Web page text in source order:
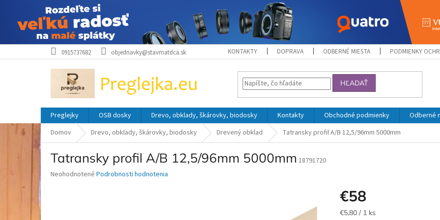
na
0915737682 objednavky@stavmatdca.sk KONTAKTY DOPRAVA ODBERNÉ MIESTA PODMIENKY
HĽADAŤ
Preglejky OSB dosky Drevo, obklady, škárovky, biodosky Kontakty Obchodné podmienky Odberné
Domov
Drevo, obklady, škárovky, biodosky Drevený obklad Tatransky profil A/B 12,5/96mm 5000mm
Tatransky profil A/B 12,5/96mm 5000mm 18791720
Priemerné
Neohodnotené Podrobnosti hodnotenia
€58
Jednotková
€5,80 / 1 ks